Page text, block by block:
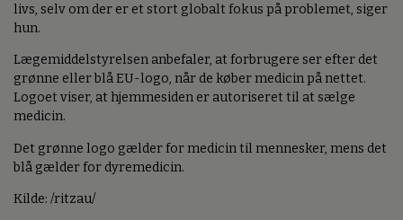
livs, selv om der er et stort globalt fokus på problemet, siger
hun.
Lægemiddelstyrelsen anbefaler, at forbrugere ser efter det
grønne eller blå EU-logo, når de køber medicin på nettet.
Logoet viser, at hjemmesiden er autoriseret til at sælge
medicin.
Det grønne logo gælder for medicin til mennesker, mens det
blå gælder for dyremedicin.
Kilde: /ritzau/